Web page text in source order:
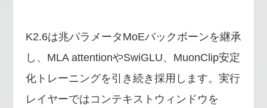
K2.6は兆パラメータMoEバックボーンを継承
し、MLA attentionやSwiGLU、MuonClip安定
化トレーニングを引き続き採用します。実行
レイヤーではコンテキストウィンドウを